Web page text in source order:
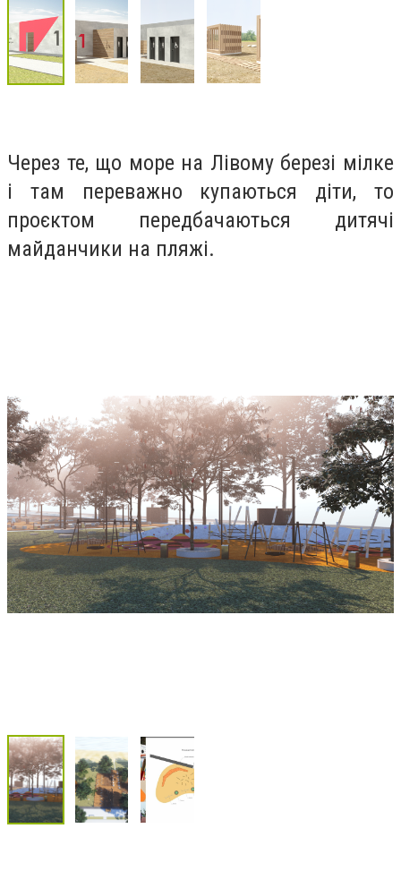
Через те, що море на Лівому березі мілке
і там переважно купаються діти, то
проєктом передбачаються дитячі
майданчики на пляжі.